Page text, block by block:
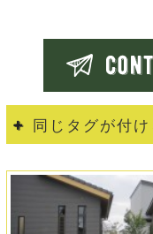
同じタグが付